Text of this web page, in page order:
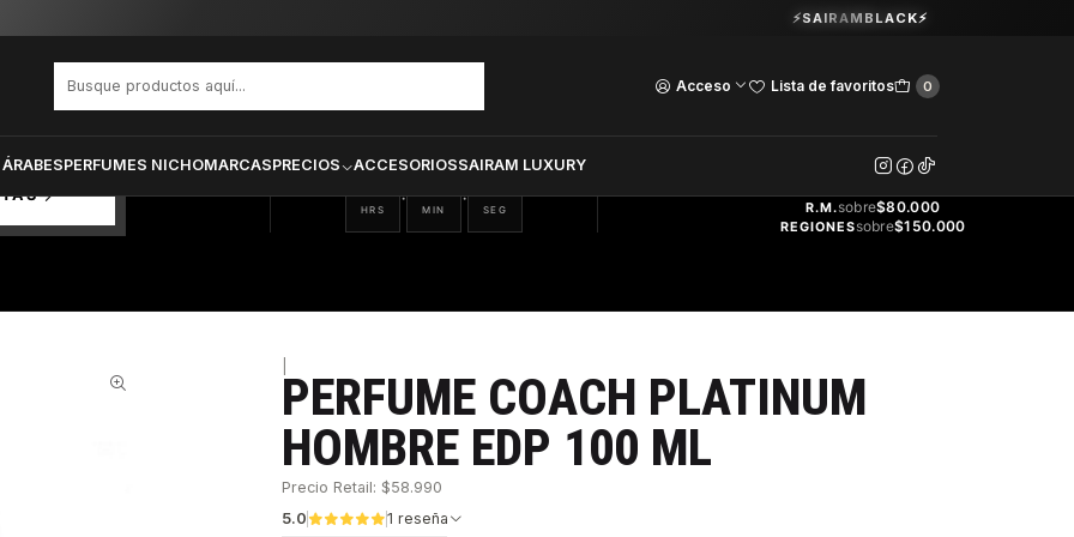
Acceso Lista de favoritos 0
PERFUMES NICHOMARCASPRECIOS ACCESORIOSSAIRAM LUXURY
Guardia Vieja 202. Oficina 102.Ver Horarios
⚡SAIRAMBLACK⚡
18
HRS
: 58
MIN
: 10
SEG
GRATIS
R.M.sobre$80.000
REGIONESsobre$150.000
PERFUME COACH PLATINUM
HOMBRE EDP 100 ML
Precio Retail: $58.990
5.0
1 reseña